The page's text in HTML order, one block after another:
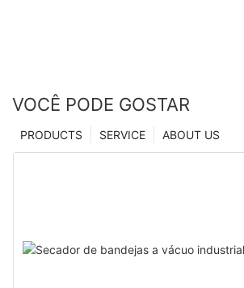
VOCÊ PODE GOSTAR
ABOUT US
SERVICE
PRODUCTS